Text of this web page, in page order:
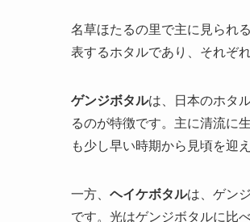
名草ほたるの里で主に見られ
表するホタルであり、それぞ
ゲンジボタルは、日本のホタ
るのが特徴です。主に清流に
も少し早い時期から見頃を迎
一方、 ヘイケボタルは、ゲン
です。光はゲンジボタルに比